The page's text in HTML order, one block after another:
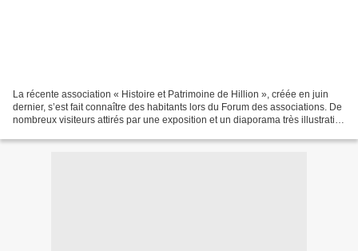
La récente association « Histoire et Patrimoine de Hillion », créée en juin
dernier, s’est fait connaître des habitants lors du Forum des associations. De
nombreux visiteurs attirés par une exposition et un diaporama très illustratifs